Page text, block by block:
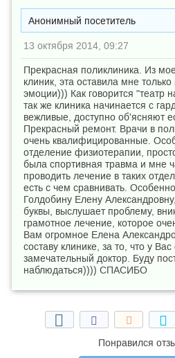
Анонимный посетитель
13 октября 2014, 09:27
Прекрасная поликлиника. Из
клиник, эта оставила мне
эмоции))) Как говорится "театр
так же клиника начинается с
вежливые, доступно об'ясняют
Прекрасный ремонт. Врачи в
очень квалифицированные.
отделение физиотерапии,
была спортивная травма и мне
проводить лечение в таких
есть с чем сравнивать.
Голдобину Елену
буквы, выслушает проблему,
грамотное лечение, которое
Вам огромное Елена
составу клинике, за то, что у Вас
замечательный доктор. Буду
наблюдаться)))) СПАСИБО
Понравился